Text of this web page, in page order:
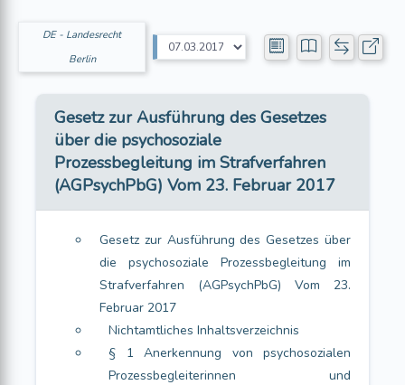
DE - Landesrecht
Berlin
Gesetz zur Ausführung des Gesetzes
über die psychosoziale
Prozessbegleitung im Strafverfahren
(AGPsychPbG) Vom 23. Februar 2017
Gesetz zur Ausführung des Gesetzes über
die psychosoziale Prozessbegleitung im
Strafverfahren (AGPsychPbG) Vom 23.
Februar 2017
Nichtamtliches Inhaltsverzeichnis
§ 1 Anerkennung von psychosozialen
Prozessbegleiterinnen und